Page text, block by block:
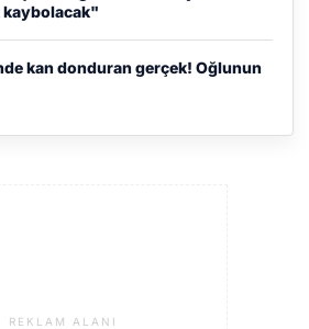
kan donduran gerçek! Oğlunun
REKLAM ALANI